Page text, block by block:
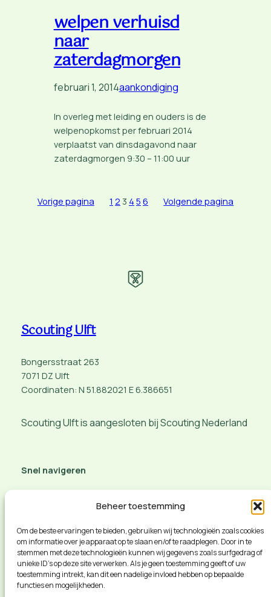
Beheer toestemming
Om de beste ervaringen te bieden, gebruiken wij technologieën zoals cookies
om informatie over je apparaat op te slaan en/of te raadplegen. Door in te
stemmen met deze technologieën kunnen wij gegevens zoals surfgedrag of
unieke ID's op deze site verwerken. Als je geen toestemming geeft of uw
toestemming intrekt, kan dit een nadelige invloed hebben op bepaalde
functies en mogelijkheden.
welpen verhuisd
naar
zaterdagmorgen
februari 1, 2014aankondiging
In overleg met leiding en ouders is de
welpenopkomst per februari 2014
verplaatst van dinsdagavond naar
zaterdagmorgen 9:30 – 11:00 uur
Vorige pagina 1 2 3 4 5 6 Volgende pagina
Scouting Ulft
Bongersstraat 263
7071 DZ Ulft
Coordinaten: N 51.882021 E 6.386651
Scouting Ulft is aangesloten bij Scouting Nederland
Snel navigeren
Aanmelden of belangstelling
Route en meer info
vacature
Privacybeleid
Social veiligheid